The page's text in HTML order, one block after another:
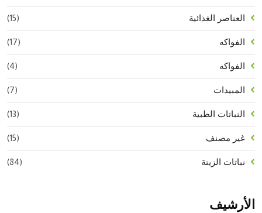
العناصر الغذائية (15)
الفواكه (17)
الفواكه (4)
المبيدات (7)
النباتات الطبية (13)
غير مصنف (15)
نباتات الزينة (84)
الأرشيف